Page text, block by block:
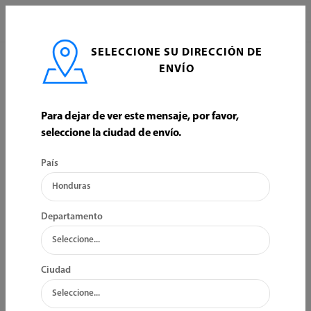
CARPINTERIA TABLEROS FORMICA Y MELAMINA
TABLEROS FORMICA Y MELAMINA
ORDENAR POR:
SELECCIONE SU DIRECCIÓN DE
ENVÍO
Para dejar de ver este mensaje, por favor,
seleccione la ciudad de envío.
País
Departamento
Ciudad